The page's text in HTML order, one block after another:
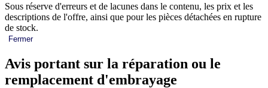
Sous réserve d'erreurs et de lacunes dans le contenu, les prix et les
descriptions de l'offre, ainsi que pour les pièces détachées en rupture
de stock.
Fermer
Avis portant sur la réparation ou le
remplacement d'embrayage